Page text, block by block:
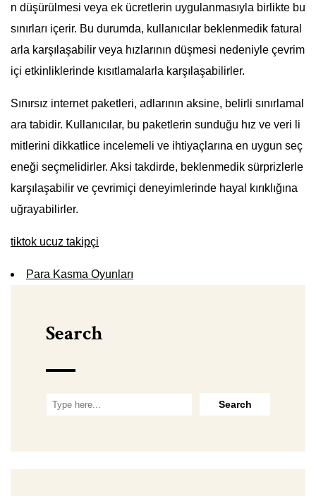
n düşürülmesi veya ek ücretlerin uygulanmasıyla birlikte bu
sınırları içerir. Bu durumda, kullanıcılar beklenmedik fatural
arla karşılaşabilir veya hızlarının düşmesi nedeniyle çevrim
içi etkinliklerinde kısıtlamalarla karşılaşabilirler.
Sınırsız internet paketleri, adlarının aksine, belirli sınırlamal
ara tabidir. Kullanıcılar, bu paketlerin sunduğu hız ve veri li
mitlerini dikkatlice incelemeli ve ihtiyaçlarına en uygun seç
eneği seçmelidirler. Aksi takdirde, beklenmedik sürprizlerle
karşılaşabilir ve çevrimiçi deneyimlerinde hayal kırıklığına
uğrayabilirler.
tiktok ucuz takipçi
Para Kasma Oyunları
Search